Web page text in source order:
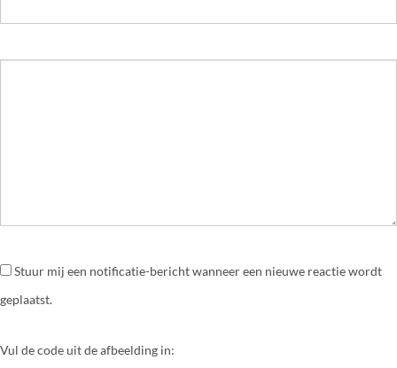
Stuur mij een notificatie-bericht wanneer een nieuwe reactie wordt
geplaatst.
Vul de code uit de afbeelding in: